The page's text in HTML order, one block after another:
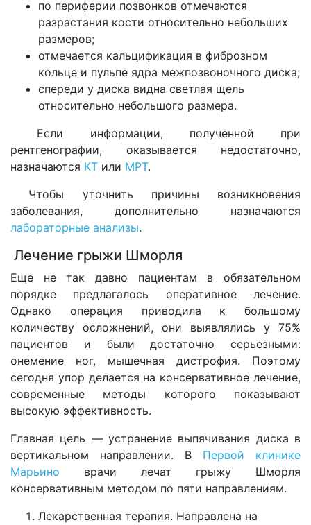
по периферии позвонков отмечаются
разрастания кости относительно небольших
размеров;
отмечается кальцификация в фиброзном
кольце и пульпе ядра межпозвоночного диска;
спереди у диска видна светлая щель
относительно небольшого размера.
Если информации, полученной при
рентгенографии, оказывается недостаточно,
назначаются КТ или МРТ.
Чтобы уточнить причины возникновения
заболевания, дополнительно назначаются
лабораторные анализы.
Лечение грыжи Шморля
Еще не так давно пациентам в обязательном
порядке предлагалось оперативное лечение.
Однако операция приводила к большому
количеству осложнений, они выявлялись у 75%
пациентов и были достаточно серьезными:
онемение ног, мышечная дистрофия. Поэтому
сегодня упор делается на консервативное лечение,
современные методы которого показывают
высокую эффективность.
Главная цель — устранение выпячивания диска в
вертикальном направлении. В Первой клинике
Марьино врачи лечат грыжу Шморля
консервативным методом по пяти направлениям.
Лекарственная терапия. Направлена на